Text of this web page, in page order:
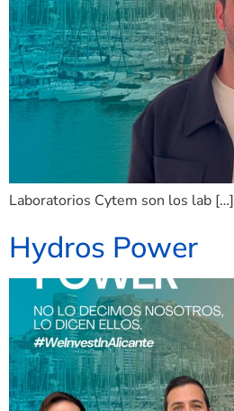
Laboratorios Cytem son los lab […]
Hydros Power